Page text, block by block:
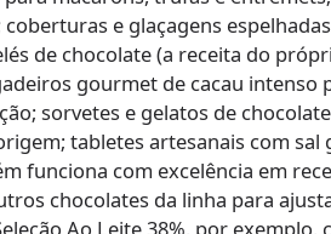
e glaçagens
de chocolate (a receita do
gourmet de cacau intenso
sorvetes e gelatos de
tabletes artesanais com sal
funciona com excelência em
chocolates da linha para